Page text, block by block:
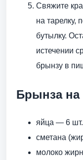
Свяжите
на тарелку,
бутылку.
истечении
брынзу в
Брынза на
яйца — 6 шт.
сметана
молоко